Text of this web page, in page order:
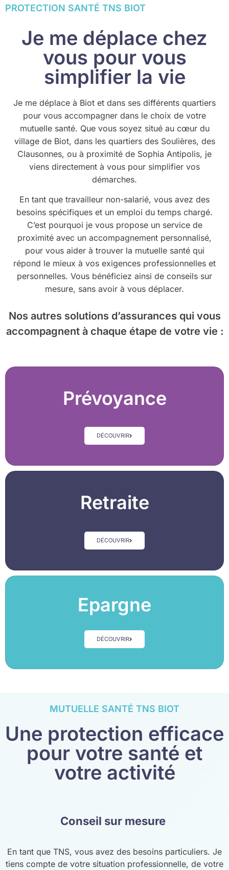
PROTECTION SANTÉ TNS BIOT
Je me déplace chez
vous pour vous
simplifier la vie
Je me déplace à Biot et dans ses différents quartiers
pour vous accompagner dans le choix de votre
mutuelle santé. Que vous soyez situé au cœur du
village de Biot, dans les quartiers des Soulières, des
Clausonnes, ou à proximité de Sophia Antipolis, je
viens directement à vous pour simplifier vos
démarches.
En tant que travailleur non-salarié, vous avez des
besoins spécifiques et un emploi du temps chargé.
C’est pourquoi je vous propose un service de
proximité avec un accompagnement personnalisé,
pour vous aider à trouver la mutuelle santé qui
répond le mieux à vos exigences professionnelles et
personnelles. Vous bénéficiez ainsi de conseils sur
mesure, sans avoir à vous déplacer.
Nos autres solutions d’assurances qui vous
accompagnent à chaque étape de votre vie :
Prévoyance
DÉCOUVRIR
Retraite
DÉCOUVRIR
Epargne
DÉCOUVRIR
MUTUELLE SANTÉ TNS BIOT
Une protection efficace
pour votre santé et
votre activité
Conseil sur mesure
En tant que TNS, vous avez des besoins particuliers. Je
tiens compte de votre situation professionnelle, de votre